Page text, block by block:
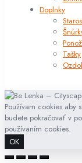
Doplnky
Tašky
Používam cookies aby
budete pokračovať v
používaním cookies.
OK